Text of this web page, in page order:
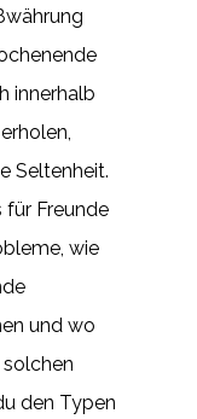
innerhalb
Seltenheit.
für Freunde
wie
und wo
solchen
den Typen